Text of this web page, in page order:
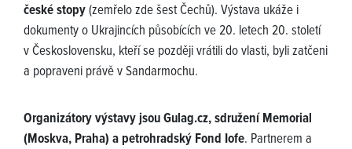
české stopy(zemřelo zde šest Čechů). Výstava ukáže i
dokumenty o Ukrajincích působících ve 20. letech 20. století
v Československu, kteří se později vrátili do vlasti, byli zatčeni
a popraveni právě v Sandarmochu.
Organizátory výstavy jsou Gulag.cz, sdružení Memorial
(Moskva, Praha) a petrohradský Fond Iofe. Partnerem a